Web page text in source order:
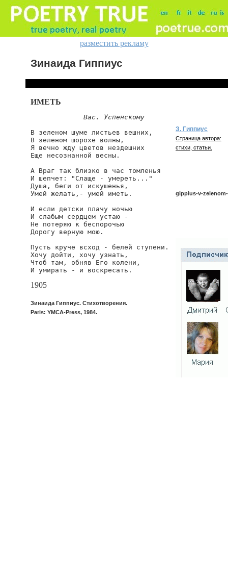
разместить рекламу
Зинаида Гиппиус
ИМЕТЬ
Вас. Успенскому
В зеленом шуме листьев вешних,
В зеленом шорохе волны,
Я вечно жду цветов нездешних
Еще несознанной весны.
А Враг так близко в час томленья
И шепчет: "Слаще - умереть..."
Душа, беги от искушенья,
Умей желать,- умей иметь.
И если детски плачу ночью
И слабым сердцем устаю -
Не потеряю к беспорочью
Дорогу верную мою.
Пусть круче всход - белей ступени.
Хочу дойти, хочу узнать,
Чтоб там, обняв Его колени,
И умирать - и воскресать.
1905
Зинаида Гиппиус. Стихотворения.
Paris: YMCA-Press, 1984.
З. Гиппиус
Страница автора:
стихи, статьи.
gippius-v-